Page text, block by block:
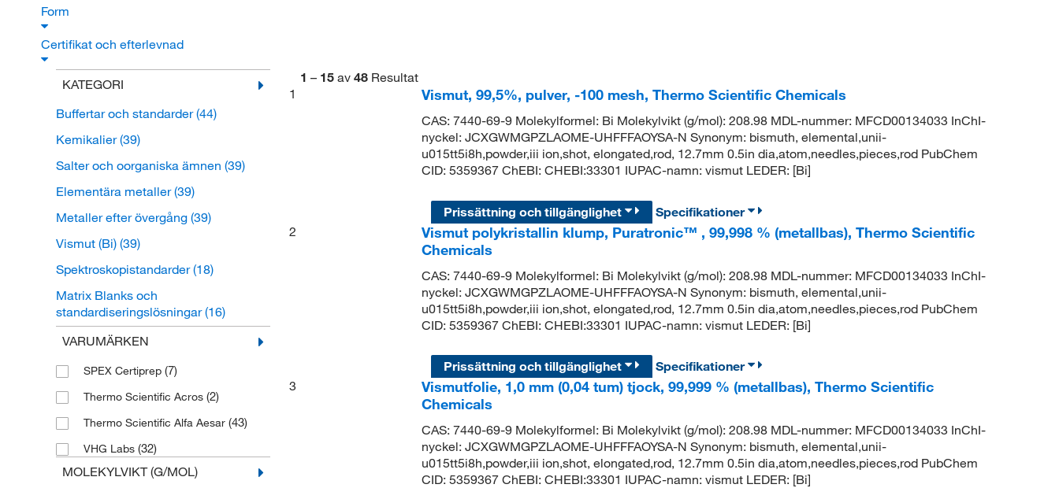
Form
Certifikat och efterlevnad
KATEGORI
Buffertar och standarder(44)
Kemikalier(39)
Salter och oorganiska ämnen (39)
Elementära metaller(39)
Metaller efter övergång (39)
Vismut (Bi) (39)
Spektroskopistandarder(18)
Matrix Blanks och
standardiseringslösningar(16)
ICP MS och ICP AES-standarder
(13)
Kromatografistandarder
Petrokemiska standarder
(9)
AA- och ICP-standarder
(5)
Miljötestningsstandarder
EPA Metodstandarder(1)
VARUMÄRKEN
SPEX Certiprep (7)
Thermo Scientific Acros (2)
Thermo Scientific Alfa Aesar (43)
VHG Labs (32)
MOLEKYLVIKT (G/MOL)
1 – 15 av 48 Resultat
1
Vismut, 99,5%, pulver, -100 mesh, Thermo Scientific Chemicals
CAS: 7440-69-9 Molekylformel: Bi Molekylvikt (g/mol): 208.98 MDL-nummer: MFCD00134033 InChI-
nyckel: JCXGWMGPZLAOME-UHFFFAOYSA-N Synonym: bismuth, elemental,unii-
u015tt5i8h,powder,iii ion,shot, elongated,rod, 12.7mm 0.5in dia,atom,needles,pieces,rod PubChem
CID: 5359367 ChEBI: CHEBI:33301 IUPAC-namn: vismut LEDER: [Bi]
Prissättning och tillgänglighet
Specifikationer
2
Vismut polykristallin klump, Puratronic™ , 99,998 % (metallbas), Thermo Scientific
Chemicals
CAS: 7440-69-9 Molekylformel: Bi Molekylvikt (g/mol): 208.98 MDL-nummer: MFCD00134033 InChI-
nyckel: JCXGWMGPZLAOME-UHFFFAOYSA-N Synonym: bismuth, elemental,unii-
u015tt5i8h,powder,iii ion,shot, elongated,rod, 12.7mm 0.5in dia,atom,needles,pieces,rod PubChem
CID: 5359367 ChEBI: CHEBI:33301 IUPAC-namn: vismut LEDER: [Bi]
Prissättning och tillgänglighet
Specifikationer
3
Vismutfolie, 1,0 mm (0,04 tum) tjock, 99,999 % (metallbas), Thermo Scientific
Chemicals
CAS: 7440-69-9 Molekylformel: Bi Molekylvikt (g/mol): 208.98 MDL-nummer: MFCD00134033 InChI-
nyckel: JCXGWMGPZLAOME-UHFFFAOYSA-N Synonym: bismuth, elemental,unii-
u015tt5i8h,powder,iii ion,shot, elongated,rod, 12.7mm 0.5in dia,atom,needles,pieces,rod PubChem
CID: 5359367 ChEBI: CHEBI:33301 IUPAC-namn: vismut LEDER: [Bi]